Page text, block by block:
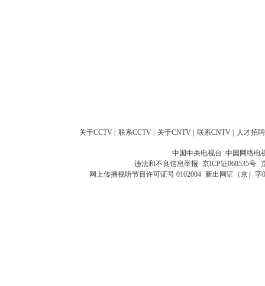
关于CCTV 联系CCTV 关于CNTV 联系CNTV 人才招聘
中国中央电视台 中国网络电
违法和不良信息举报 京ICP证060535号
网上传播视听节目许可证号 0102004 新出网证（京）